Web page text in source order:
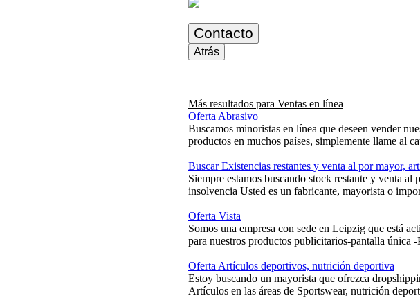
Contacto
Atrás
Más resultados para Ventas en línea
Oferta Abrasivo
Buscamos minoristas en línea que deseen vender
productos en muchos países, simplemente llame al
Buscar Existencias restantes y venta al por mayor,
Siempre estamos buscando stock restante y venta
insolvencia Usted es un fabricante, mayorista o
Oferta Vista
Somos una empresa con sede en Leipzig que está
para nuestros productos publicitarios-pantalla única
Oferta Artículos deportivos, nutrición deportiva
Estoy buscando un mayorista que ofrezca
Artículos en las áreas de Sportswear, nutrición